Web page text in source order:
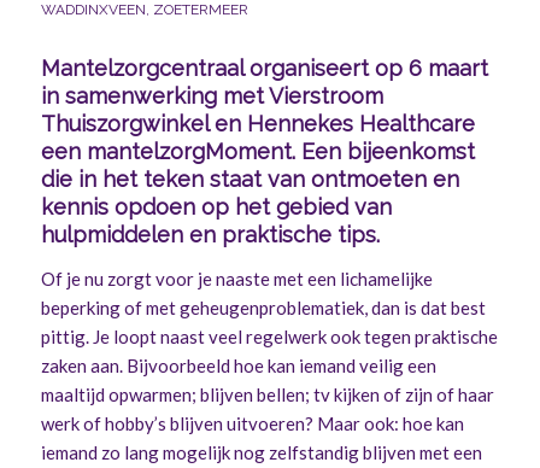
WADDINXVEEN, ZOETERMEER
Mantelzorgcentraal organiseert op 6 maart
in samenwerking met Vierstroom
Thuiszorgwinkel en Hennekes Healthcare
een mantelzorgMoment. Een bijeenkomst
die in het teken staat van ontmoeten en
kennis opdoen op het gebied van
hulpmiddelen en praktische tips.
Of je nu zorgt voor je naaste met een lichamelijke
beperking of met geheugenproblematiek, dan is dat best
pittig. Je loopt naast veel regelwerk ook tegen praktische
zaken aan. Bijvoorbeeld hoe kan iemand veilig een
maaltijd opwarmen; blijven bellen; tv kijken of zijn of haar
werk of hobby’s blijven uitvoeren? Maar ook: hoe kan
iemand zo lang mogelijk nog zelfstandig blijven met een